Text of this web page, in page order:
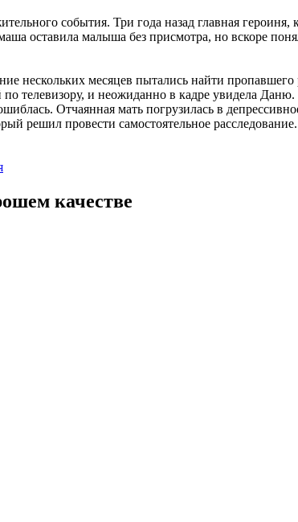
события. Три года назад главная героиня,
малыша без присмотра, но вскоре
нескольких месяцев пытались найти
и неожиданно в кадре увидела Даню.
Отчаянная мать погрузилась в
провести самостоятельное расследование.
качестве